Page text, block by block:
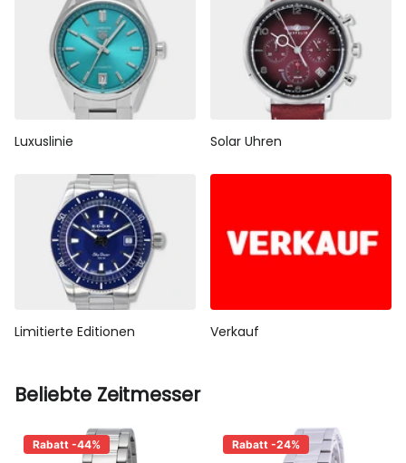
Luxuslinie Solar Uhren
Limitierte Editionen Verkauf
Beliebte Zeitmesser
Rabatt -44% Rabatt -24%